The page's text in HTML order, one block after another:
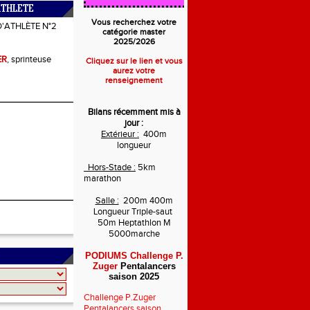
N°2
, sprinteuse
Vous recherchez votre
catégorie master
2025/2026
Cliquez sur le lien et vous
aurez votre
renseignement
Bilans récemment mis à
jour :
Extérieur : 400m
longueur
Hors-Stade : 5km
marathon
Salle : 200m 400m
Longueur Triple-saut
50m Heptathlon M
5000marche
PODIUMS Challenge P.
ZugerPentalancers
saison 2025
Challenge P.Zuger